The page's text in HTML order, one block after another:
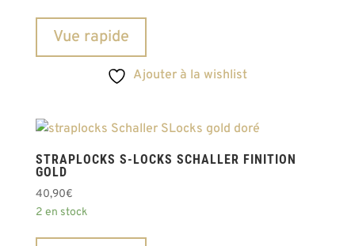
Vue rapide
Ajouter à la wishlist
STRAPLOCKS S-LOCKS SCHALLER FINITION
GOLD
40,90€
2 en stock